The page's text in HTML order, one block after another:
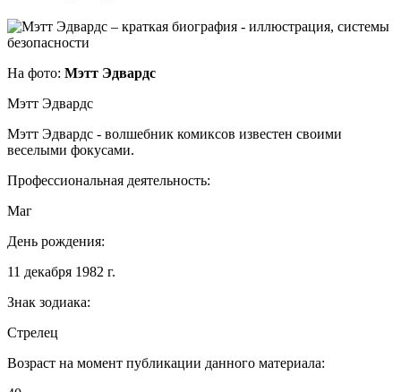
На фото: Мэтт Эдвардс
Мэтт Эдвардс
Мэтт Эдвардс - волшебник комиксов известен своими
веселыми фокусами.
Профессиональная деятельность:
Маг
День рождения:
11 декабря 1982 г.
Знак зодиака:
Стрелец
Возраст на момент публикации данного материала: